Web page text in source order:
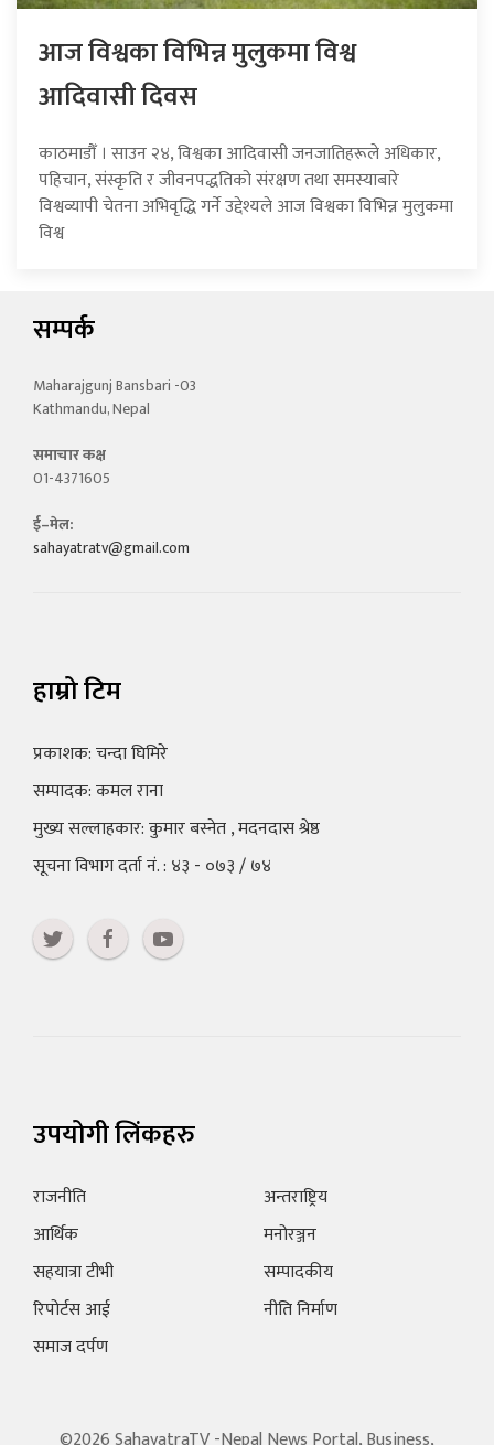
आज विश्वका विभिन्न मुलुकमा विश्व
आदिवासी दिवस
काठमाडौँ । साउन २४, विश्वका आदिवासी जनजातिहरूले अधिकार,
पहिचान, संस्कृति र जीवनपद्धतिको संरक्षण तथा समस्याबारे
विश्वव्यापी चेतना अभिवृद्धि गर्ने उद्देश्यले आज विश्वका विभिन्न मुलुकमा
विश्व
सम्पर्क
Maharajgunj Bansbari -03
Kathmandu, Nepal
समाचार कक्ष
01-4371605
ई–मेल:
sahayatratv@gmail.com
हाम्रो टिम
प्रकाशक: चन्दा घिमिरे
सम्पादक: कमल राना
मुख्य सल्लाहकार: कुमार बस्नेत , मदनदास श्रेष्ठ
सूचना विभाग दर्ता नं. : ४३ - ०७३ / ७४
उपयोगी लिंकहरु
राजनीति
आर्थिक
सहयात्रा टीभी
रिपोर्टस आई
समाज दर्पण
अन्तराष्ट्रिय
मनोरञ्जन
सम्पादकीय
नीति निर्माण